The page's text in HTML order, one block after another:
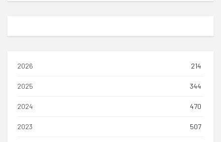
2026 214
2025 344
2024 470
2023 507